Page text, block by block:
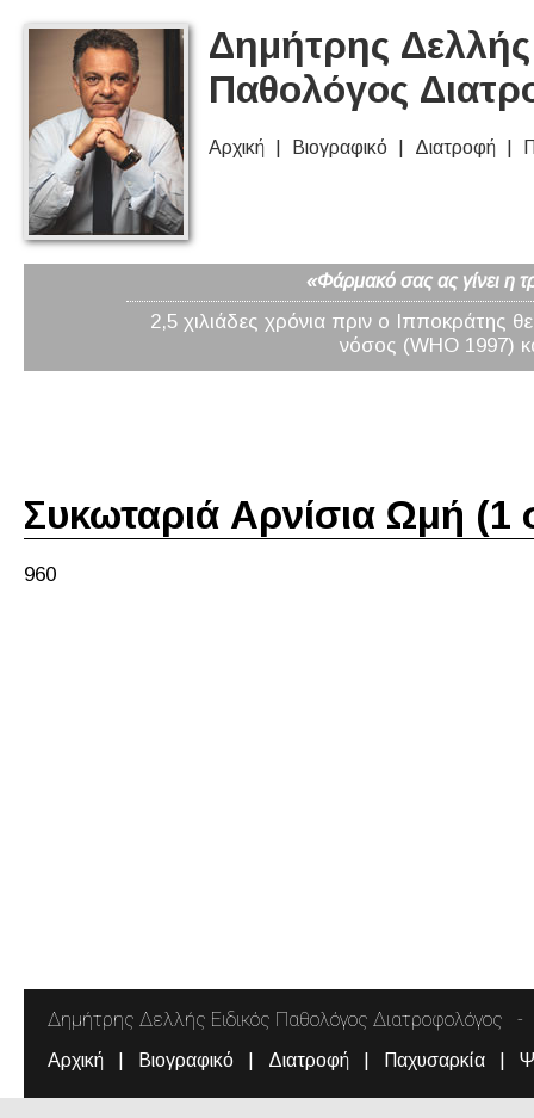
Δημήτρης
Παθολόγος
Αρχική Βιογραφικό Διατροφή
«Φάρμακό σας ας γίνει η
2,5 χιλιάδες χρόνια πριν ο Ιπποκράτης
νόσος (WHO 1997)
Συκωταριά Αρνίσια Ωμή (1
960
Δημήτρης Δελλής Ειδικός Παθολόγος Διατροφολόγος
Αρχική Βιογραφικό Διατροφή Παχυσαρκία